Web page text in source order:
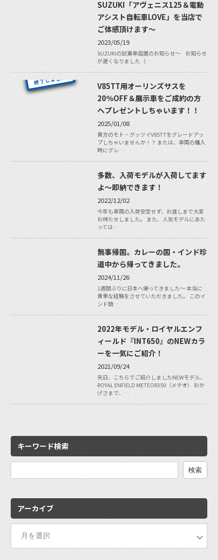
SUZUKI「アヴェニス125＆電動
アシスト自転車LOVE」を当店で
ご体感頂けます〜
2023/05/19
SUZUKIの試乗車設置のお知らせ〜 お知らせ
が遅くなりました（…
V85TT用オーリンズサスを
20％OFF＆展示車をご成約の方
へプレゼントしちゃいます！！
2025/01/08
貴方のモト・グッツイV85TTをグレードアッ
プしちゃいませんか！？ または、車両の購入
時にグレ…
多数、入荷モデルが入荷してます
よ〜即納できます！
2022/12/02
今年も車両の入荷安定せず、お渡しまで大変
お待たせしました。 また、人気モデルにあた
っては…
無事帰国。カレーの国・インド珍
道中から帰ってきました。
2024/11/26
1週間ぶりに日本へ帰ってきました〜 本当に
貴重な経験をさせていただきました。 このイ
ンド鎮…
2022年モデル・ロイヤルエンフ
ィールド『INT650』のNEWカラ
ーを一気にご紹介！
2021/09/24
先日、こちらでご紹介しましたNEWモデル、
ROYAL ENFIELD METEOR350（メテオ） おか
げさまで、…
キーワード検索
アーカイブ